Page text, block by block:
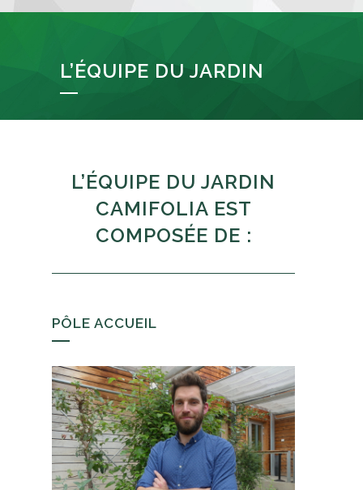
L’ÉQUIPE DU JARDIN
L’ÉQUIPE DU JARDIN
CAMIFOLIA EST
COMPOSÉE DE :
PÔLE ACCUEIL